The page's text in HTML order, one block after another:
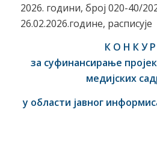
2026. години, број 020-40/
26.02.2026.године, расписуjе
К О Н К У
за суфинансирање
медијских
у области јавног